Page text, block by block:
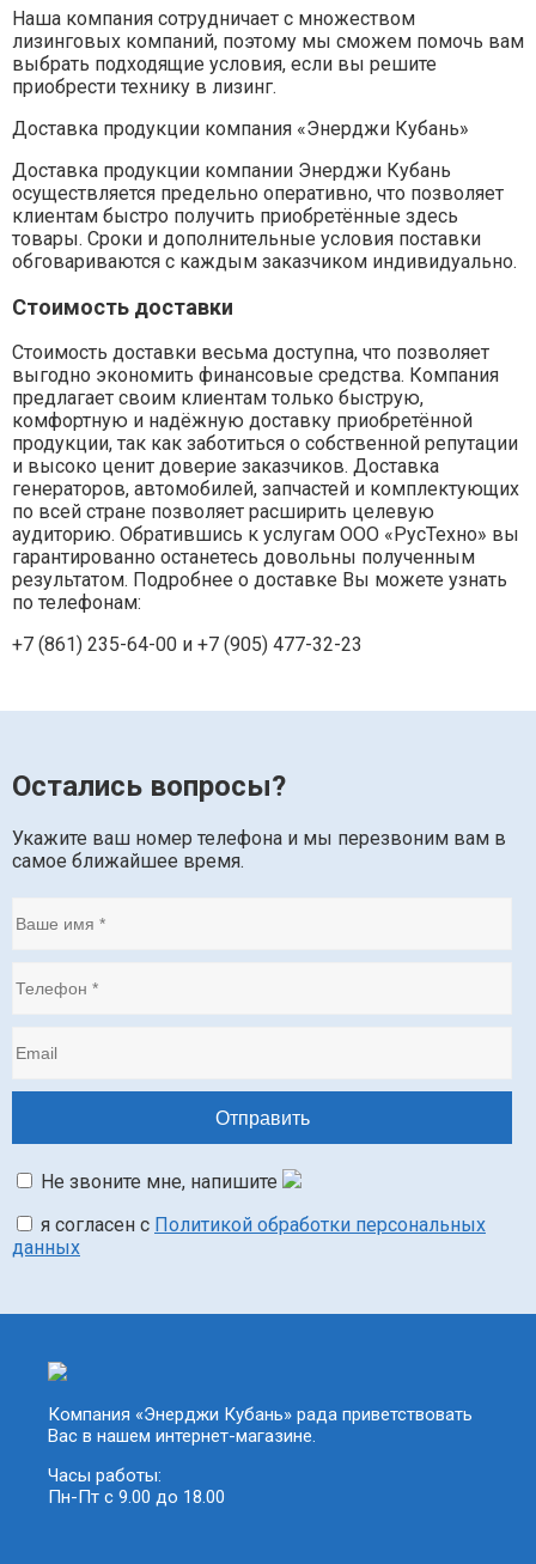
Наша компания сотрудничает с множеством
лизинговых компаний, поэтому мы сможем помочь вам
выбрать подходящие условия, если вы решите
приобрести технику в лизинг.
Доставка продукции компания «Энерджи Кубань»
Доставка продукции компании Энерджи Кубань
осуществляется предельно оперативно, что позволяет
клиентам быстро получить приобретённые здесь
товары. Сроки и дополнительные условия поставки
обговариваются с каждым заказчиком индивидуально.
Стоимость доставки
Стоимость доставки весьма доступна, что позволяет
выгодно экономить финансовые средства. Компания
предлагает своим клиентам только быструю,
комфортную и надёжную доставку приобретённой
продукции, так как заботиться о собственной репутации
и высоко ценит доверие заказчиков. Доставка
генераторов, автомобилей, запчастей и комплектующих
по всей стране позволяет расширить целевую
аудиторию. Обратившись к услугам ООО «РусТехно» вы
гарантированно останетесь довольны полученным
результатом. Подробнее о доставке Вы можете узнать
по телефонам:
+7 (861) 235-64-00 и +7 (905) 477-32-23
Остались вопросы?
Укажите ваш номер телефона и мы перезвоним вам в
самое ближайшее время.
Не звоните мне, напишите
я согласен с Политикой обработки персональных
данных
Компания «Энерджи Кубань» рада приветствовать
Вас в нашем интернет-магазине.
Часы работы:
Пн-Пт с 9.00 до 18.00